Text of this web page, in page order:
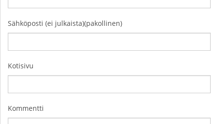
Sähköposti (ei julkaista)(pakollinen)
Kotisivu
Kommentti